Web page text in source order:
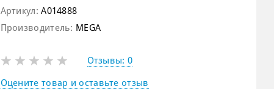
Артикул: A014888
Производитель: MEGA
Отзывы: 0
Оцените товар и оставьте отзыв